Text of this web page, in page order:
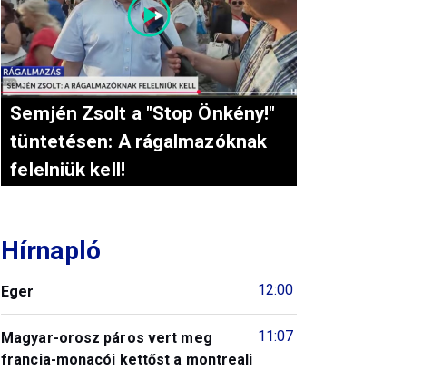
Semjén Zsolt a "Stop Önkény!"
tüntetésen: A rágalmazóknak
felelniük kell!
Hírnapló
12:00
Eger
11:07
Magyar-orosz páros vert meg
francia-monacói kettőst a montreali